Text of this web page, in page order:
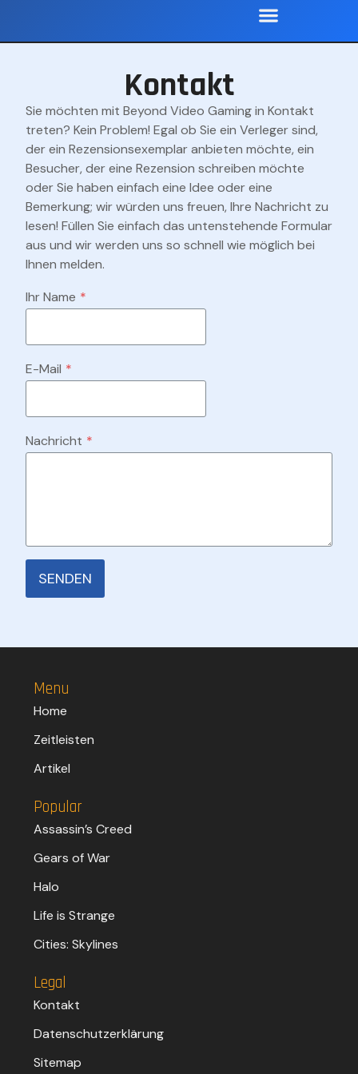
Kontakt
Sie möchten mit Beyond Video Gaming in Kontakt
treten? Kein Problem! Egal ob Sie ein Verleger sind,
der ein Rezensionsexemplar anbieten möchte, ein
Besucher, der eine Rezension schreiben möchte
oder Sie haben einfach eine Idee oder eine
Bemerkung; wir würden uns freuen, Ihre Nachricht zu
lesen! Füllen Sie einfach das untenstehende Formular
aus und wir werden uns so schnell wie möglich bei
Ihnen melden.
Ihr Name *
E-Mail *
Nachricht *
SENDEN
Menu
Home
Zeitleisten
Artikel
Popular
Assassin’s Creed
Gears of War
Halo
Life is Strange
Cities: Skylines
Legal
Kontakt
Datenschutzerklärung
Sitemap